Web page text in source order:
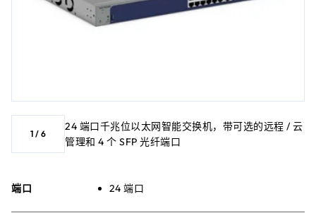
1 / 6
24 端口千兆位以太网智能交换机，带可选的远程 / 云
管理和 4 个 SFP 光纤端口
端口 24 端口